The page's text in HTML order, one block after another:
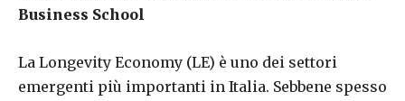
Business School
La Longevity Economy (LE) è uno dei settori
emergenti più importanti in Italia. Sebbene spesso